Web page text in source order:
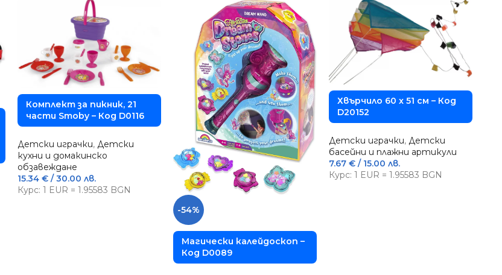
Комплект за пикник, 21
части Smoby – Код D0116
Детски играчки, Детски
кухни и домакинско
обзавеждане
15.34 € / 30.00 лв.
Курс: 1 EUR = 1.95583 BGN
-54%
Магически калейдоскоп –
Код D0089
Хвърчило 60 x 51 см – Код
D20152
Детски играчки, Детски
басейни и плажни артикули
7.67 € / 15.00 лв.
Курс: 1 EUR = 1.95583 BGN